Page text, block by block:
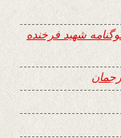
شهید فرخنده